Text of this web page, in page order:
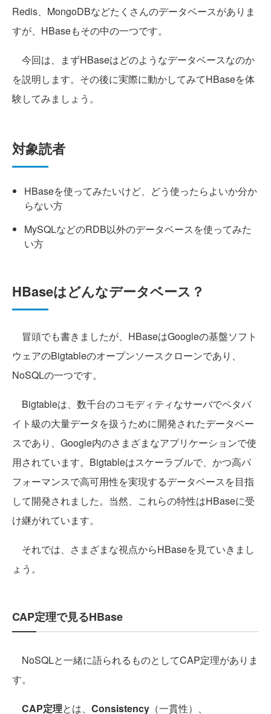
Redis、MongoDBなどたくさんのデータベースがありま
すが、HBaseもその中の一つです。
今回は、まずHBaseはどのようなデータベースなのか
を説明します。その後に実際に動かしてみてHBaseを体
験してみましょう。
対象読者
HBaseを使ってみたいけど、どう使ったらよいか分か
らない方
MySQLなどのRDB以外のデータベースを使ってみた
い方
HBaseはどんなデータベース？
冒頭でも書きましたが、HBaseはGoogleの基盤ソフト
ウェアのBigtableのオープンソースクローンであり、
NoSQLの一つです。
Bigtableは、数千台のコモディティなサーバでペタバ
イト級の大量データを扱うために開発されたデータベー
スであり、Google内のさまざまなアプリケーションで使
用されています。Bigtableはスケーラブルで、かつ高パ
フォーマンスで高可用性を実現するデータベースを目指
して開発されました。当然、これらの特性はHBaseに受
け継がれています。
それでは、さまざまな視点からHBaseを見ていきまし
ょう。
CAP定理で見るHBase
NoSQLと一緒に語られるものとしてCAP定理がありま
す。
CAP定理とは、 Consistency （一貫性）、